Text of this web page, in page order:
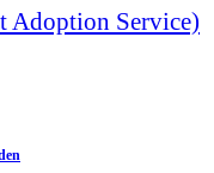
Adoption Service)